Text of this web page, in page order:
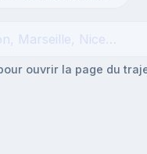
ouvrir la page du